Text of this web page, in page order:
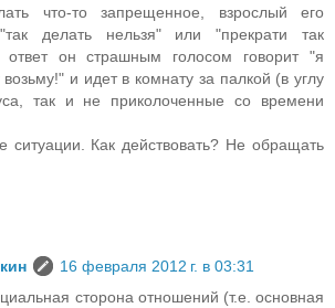
что-то запрещенное, взрослый его
делать нельзя" или "прекрати так
он страшным голосом говорит "я
возьму!" и идет в комнату за палкой (в углу
так и не приколоченные со времени
ситуации. Как действовать? Не обращать
16 февраля 2012 г. в 03:31
сторона отношений (т.е. основная